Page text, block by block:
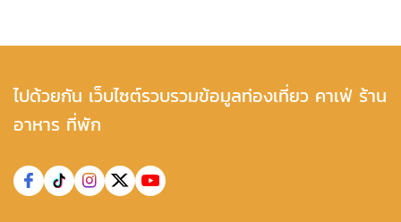
ไปด้วยกัน เว็บไซต์รวบรวมข้อมูลท่องเที่ยว คาเฟ่ ร้าน
อาหาร ที่พัก